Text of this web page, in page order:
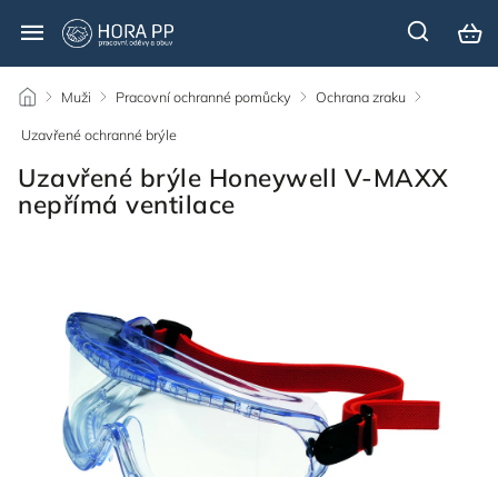
/ Muži / Pracovní ochranné pomůcky / Ochrana zraku /
Uzavřené ochranné brýle
Uzavřené brýle Honeywell V-MAXX
nepřímá ventilace